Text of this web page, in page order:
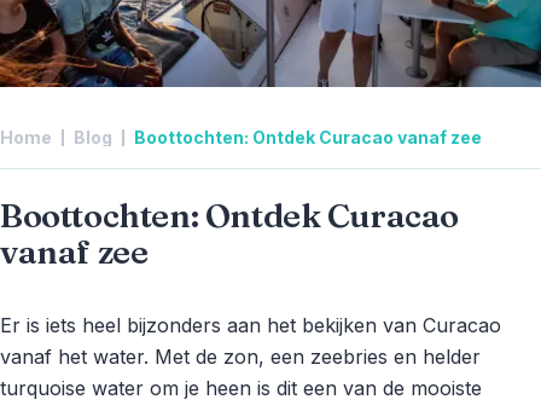
Home Blog Boottochten: Ontdek Curacao vanaf zee
Boottochten: Ontdek Curacao
vanaf zee
Er is iets heel bijzonders aan het bekijken van Curacao
vanaf het water. Met de zon, een zeebries en helder
turquoise water om je heen is dit een van de mooiste